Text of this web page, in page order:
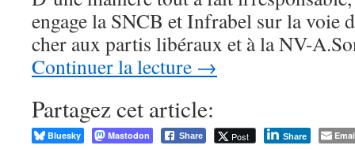
engage la SNCB et Infrabel sur la voie
cher aux partis libéraux et à la NV-
Continuer la lecture →
Partagez cet article:
Bluesky Mastodon Share Post Share